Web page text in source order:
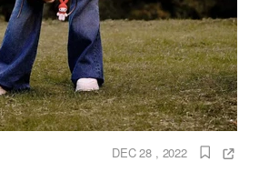
DEC 28 , 2022